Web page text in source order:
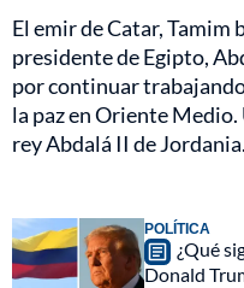
El emir de Catar, Tamim
presidente de Egipto,
por continuar
la paz en Oriente
rey Abdalá II de Jordania.
POLÍTICA
¿Qué
Donald